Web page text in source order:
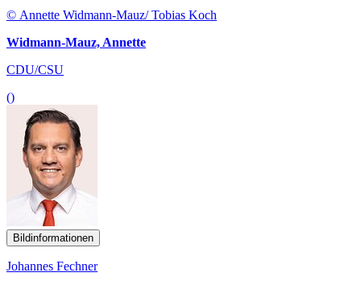
© Annette Widmann-Mauz/ Tobias Koch
Widmann-Mauz, Annette
CDU/CSU
()
Bildinformationen
Johannes Fechner